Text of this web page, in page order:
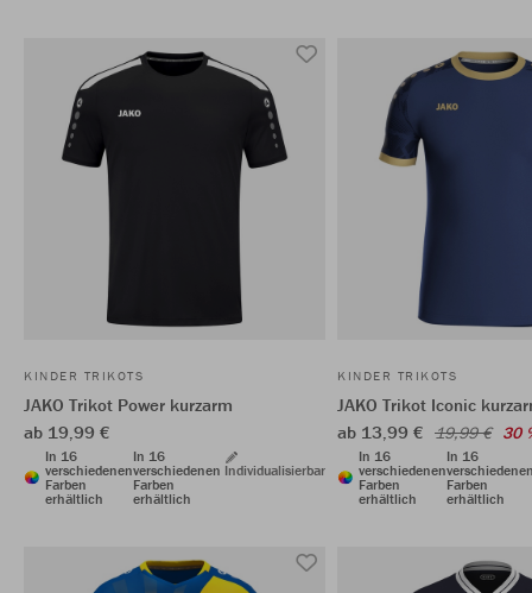
KINDER TRIKOTS
JAKO Trikot Power kurzarm
ab 19,99 €
In 16
verschiedenen
Farben
erhältlich
In 16
verschiedenen
Farben
erhältlich
Individualisierbar
KINDER TRIKOTS
JAKO Trikot Iconic
ab 13,99 € 19,99 € 30
In 16
verschiedenen
Farben
erhältlich
In 16
Farben
erhältlich